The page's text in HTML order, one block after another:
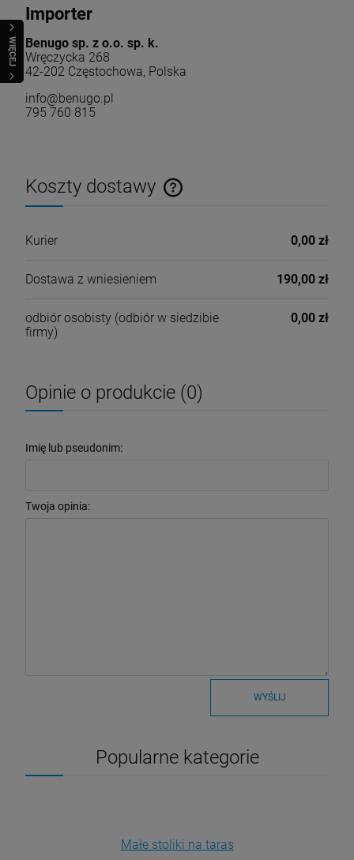
WIĘCEJ
Importer
Benugo sp. z o.o. sp. k.
Wręczycka 268
42-202 Częstochowa, Polska
info@benugo.pl
795 760 815
Koszty dostawy
Cena nie zawiera ewentualnych kosztów płatności
Kurier 0,00 zł
Dostawa z wniesieniem 190,00 zł
odbiór osobisty (odbiór w siedzibie
firmy)
0,00 zł
Opinie o produkcie (0)
Imię lub pseudonim:
Twoja opinia:
WYŚLIJ
Popularne kategorie
Małe stoliki na taras